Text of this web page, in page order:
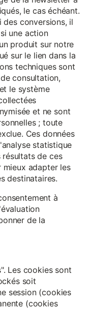
le cas échéant.
des conversions, il
une action
produit sur notre
sur le lien dans la
techniques sont
consultation,
le système
et ne sont
; toute
Ces données
statistique
résultats de ces
mieux adapter les
destinataires.
à
de la
Les cookies sont
soit
session (cookies
(cookies